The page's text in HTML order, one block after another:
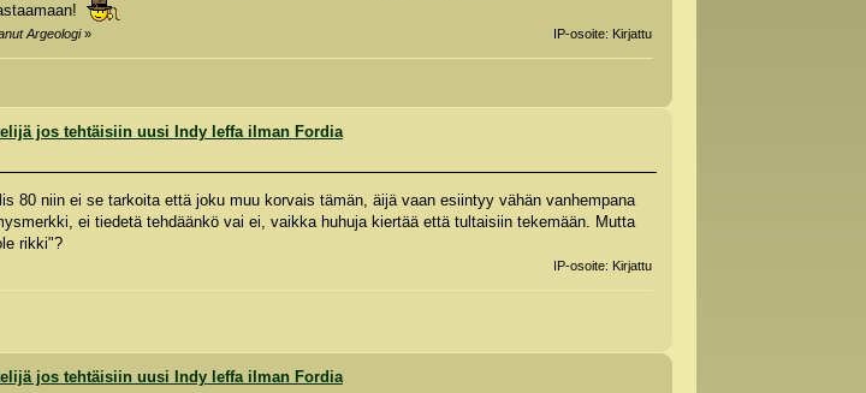
Argeologi» IP-osoite: Kirjattu
jos tehtäisiin uusi Indy leffa ilman Fordia
80 niin ei se tarkoita että joku muu korvais tämän, äijä vaan esiintyy vähän vanhempana
ei tiedetä tehdäänkö vai ei, vaikka huhuja kiertää että tultaisiin tekemään. Mutta
rikki"?
IP-osoite: Kirjattu
jos tehtäisiin uusi Indy leffa ilman Fordia